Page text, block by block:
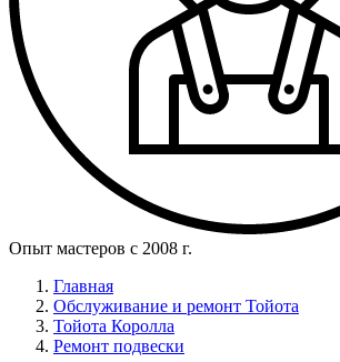
Опыт мастеров с 2008 г.
Главная
Обслуживание и ремонт Тойота
Тойота Королла
Ремонт подвески